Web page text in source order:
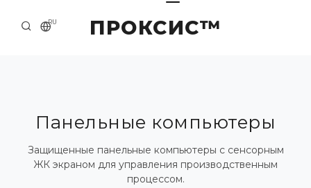
ПРОКСИС™
RU
О КОМПАНИИ
ПРИМЕРЫ И РЕШЕНИЯ
КАТАЛОГ ПРОДУКЦИИ
Панельные компьютеры
Защищенные панельные компьютеры с сенсорным
ЖК экраном для управления производственным
процессом.